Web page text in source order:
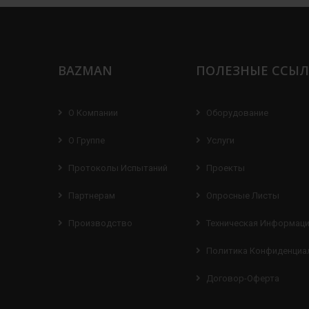
BAZMAN
О Компании
О Группе
Протоколы Испытаний
Партнерам
Производство
ПОЛЕЗНЫЕ
Оборудование
Услуги
Проекты
Опросные Листы
Техническая
Политика
Договор-Оферта